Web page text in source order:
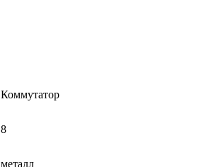
Коммутатор
8
металл